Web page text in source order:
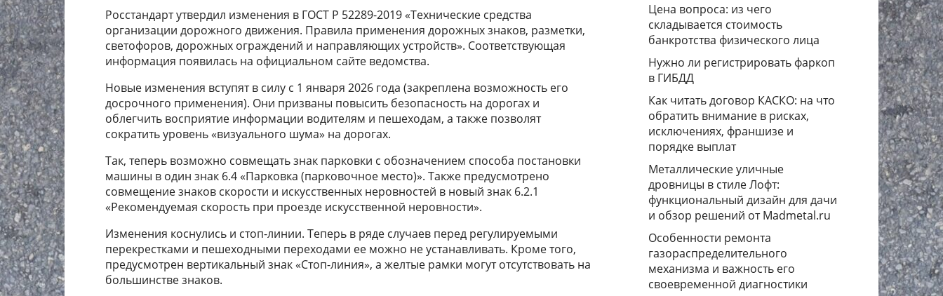
Росстандарт утвердил изменения в ГОСТ Р 52289-2019 «Технические средства
организации дорожного движения. Правила применения дорожных знаков, разметки,
светофоров, дорожных ограждений и направляющих устройств». Соответствующая
информация появилась на официальном сайте ведомства.
Новые изменения вступят в силу с 1 января 2026 года (закреплена возможность его
досрочного применения). Они призваны повысить безопасность на дорогах и
облегчить восприятие информации водителям и пешеходам, а также позволят
сократить уровень «визуального шума» на дорогах.
Так, теперь возможно совмещать знак парковки с обозначением способа постановки
машины в один знак 6.4 «Парковка (парковочное место)». Также предусмотрено
совмещение знаков скорости и искусственных неровностей в новый знак 6.2.1
«Рекомендуемая скорость при проезде искусственной неровности».
Изменения коснулись и стоп-линии. Теперь в ряде случаев перед регулируемыми
перекрестками и пешеходными переходами ее можно не устанавливать. Кроме того,
предусмотрен вертикальный знак «Стоп-линия», а желтые рамки могут отсутствовать на
большинстве знаков.
Цена вопроса: из чего
складывается стоимость
банкротства физического лица
Нужно ли регистрировать фаркоп
в ГИБДД
Как читать договор КАСКО: на что
обратить внимание в рисках,
исключениях, франшизе и
порядке выплат
Металлические уличные
дровницы в стиле Лофт:
функциональный дизайн для дачи
и обзор решений от Madmetal.ru
Особенности ремонта
газораспределительного
механизма и важность его
своевременной диагностики